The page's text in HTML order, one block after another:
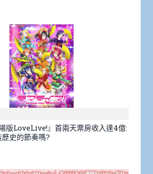
版LoveLive!』首兩天票房收入達4億:
史的節奏嗎?